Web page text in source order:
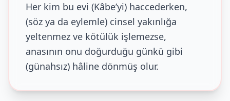
Her kim bu evi (Kâbe’yi) haccederken,
(söz ya da eylemle) cinsel yakınlığa
yeltenmez ve kötülük işlemezse,
anasının onu doğurduğu günkü gibi
(günahsız) hâline dönmüş olur.